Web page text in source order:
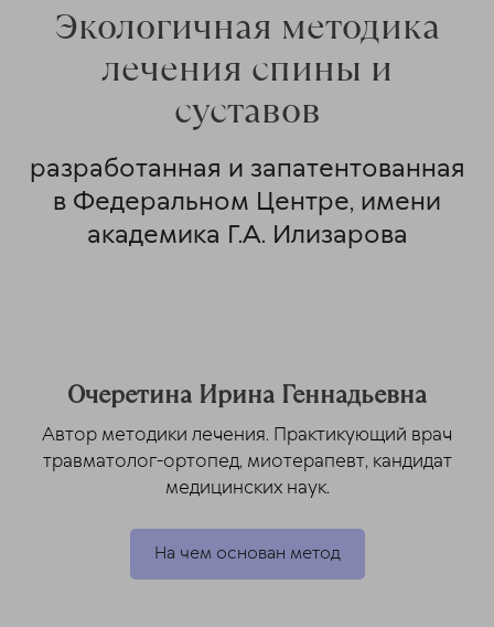
Экологичная методика
лечения спины и
суставов
разработанная и запатентованная
в Федеральном Центре, имени
академика Г.А. Илизарова
Очеретина Ирина Геннадьевна
Автор методики лечения. Практикующий врач
травматолог-ортопед, миотерапевт, кандидат
медицинских наук.
На чем основан метод